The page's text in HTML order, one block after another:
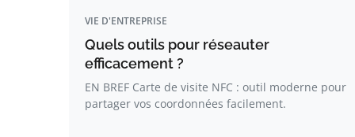
VIE D'ENTREPRISE
Quels outils pour réseauter
efficacement ?
EN BREF Carte de visite NFC : outil moderne pour
partager vos coordonnées facilement.